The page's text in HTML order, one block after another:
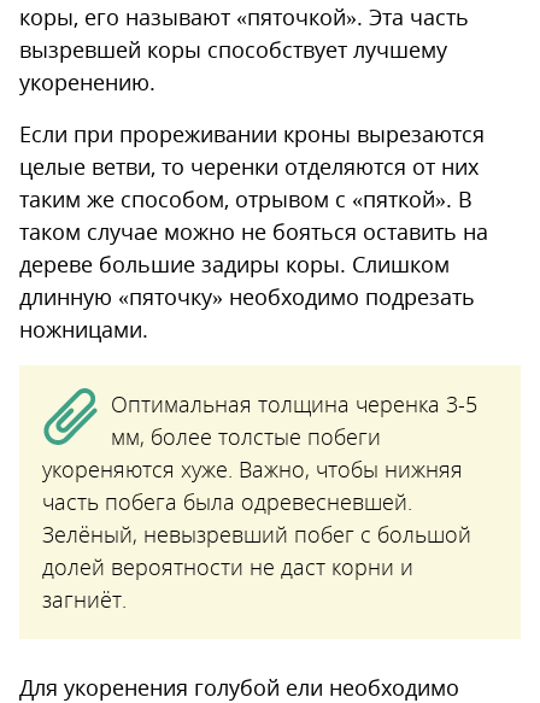
коры, его называют «пяточкой». Эта часть
вызревшей коры способствует лучшему
укоренению.
Если при прореживании кроны вырезаются
целые ветви, то черенки отделяются от них
таким же способом, отрывом с «пяткой». В
таком случае можно не бояться оставить на
дереве большие задиры коры. Слишком
длинную «пяточку» необходимо подрезать
ножницами.
Оптимальная толщина черенка 3-5
мм, более толстые побеги
укореняются хуже. Важно, чтобы нижняя
часть побега была одревесневшей.
Зелёный, невызревший побег с большой
долей вероятности не даст корни и
загниёт.
Для укоренения голубой ели необходимо